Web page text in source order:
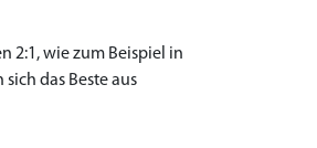
2:1, wie zum Beispiel in
das Beste aus